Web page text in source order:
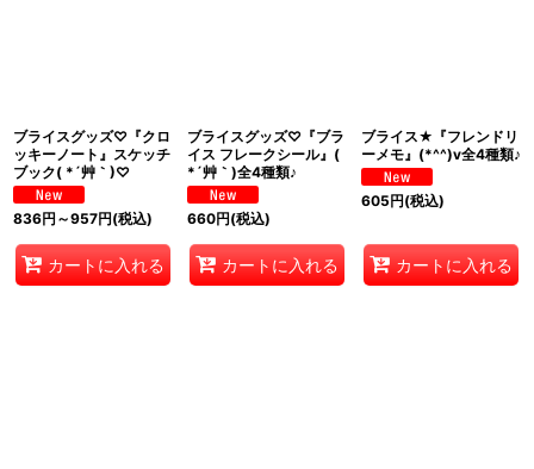
ブライスグッズ♡『クロ
ッキーノート』スケッチ
ブック( *´艸｀)♡
836円 ～957円(税込)
カートに入れる
ブライスグッズ♡『ブラ
イス フレークシール』(
*´艸｀)全4種類♪
660円(税込)
カートに入れる
ブライス★『フレンドリ
ーメモ』(*^^)v全4種類♪
605円(税込)
カートに入れる